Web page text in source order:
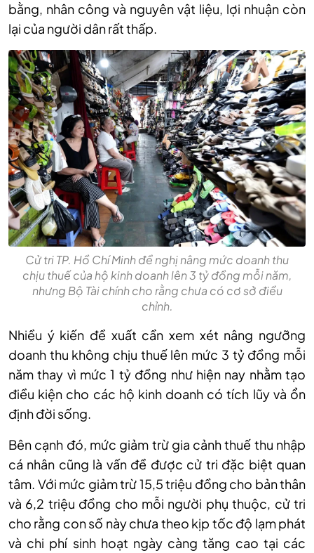
bằng, nhân công và nguyên vật liệu, lợi nhuận còn
lại của người dân rất thấp.
Cử tri TP. Hồ Chí Minh đề nghị nâng mức doanh thu
chịu thuế của hộ kinh doanh lên 3 tỷ đồng mỗi năm,
nhưng Bộ Tài chính cho rằng chưa có cơ sở điều
chỉnh.
Nhiều ý kiến đề xuất cần xem xét nâng ngưỡng
doanh thu không chịu thuế lên mức 3 tỷ đồng mỗi
năm thay vì mức 1 tỷ đồng như hiện nay nhằm tạo
điều kiện cho các hộ kinh doanh có tích lũy và ổn
định đời sống.
Bên cạnh đó, mức giảm trừ gia cảnh thuế thu nhập
cá nhân cũng là vấn đề được cử tri đặc biệt quan
tâm. Với mức giảm trừ 15,5 triệu đồng cho bản thân
và 6,2 triệu đồng cho mỗi người phụ thuộc, cử tri
cho rằng con số này chưa theo kịp tốc độ lạm phát
và chi phí sinh hoạt ngày càng tăng cao tại các